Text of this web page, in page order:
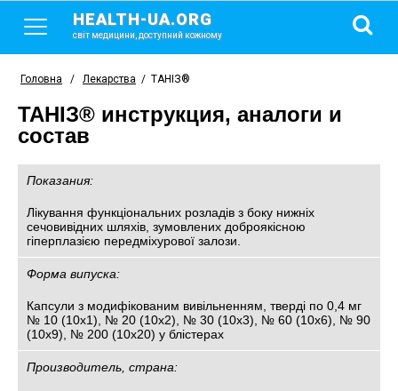
HEALTH-UA.ORG
світ медицини, доступний кожному
Головна / Лекарства / ТАНІЗ®
ТАНІЗ® инструкция, аналоги и
состав
Показания:
Лікування функціональних розладів з боку нижніх
сечовивідних шляхів, зумовлених доброякісною
гіперплазією передміхурової залози.
Форма випуска:
Капсули з модифікованим вивільненням, тверді по 0,4 мг
№ 10 (10х1), № 20 (10х2), № 30 (10х3), № 60 (10х6), № 90
(10х9), № 200 (10х20) у блістерах
Производитель, страна: